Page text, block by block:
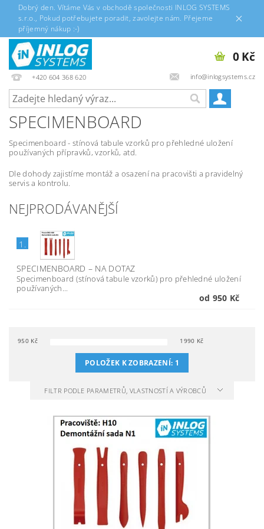
Dobrý den. Vítáme Vás v obchodě společnosti INLOG SYSTEMS
s.r.o., Pokud potřebujete poradit, zavolejte nám. Přejeme
příjemný nákup :-)
+420 604 368 620 info@inlogsystems.cz
0 Kč
SPECIMENBOARD
Specimenboard - stínová tabule vzorků pro přehledné uložení
používaných přípravků, vzorků, atd.
Dle dohody zajistíme montáž a osazení na pracovišti a pravidelný
servis a kontrolu.
NEJPRODÁVANĚJŠÍ
1.
SPECIMENBOARD – NA DOTAZ
Specimenboard (stínová tabule vzorků) pro přehledné uložení
používaných...
od 950 Kč
950Kč 1990 Kč
POLOŽEK K ZOBRAZENÍ: 1
FILTR PODLE PARAMETRŮ, VLASTNOSTÍ A VÝROBCŮ